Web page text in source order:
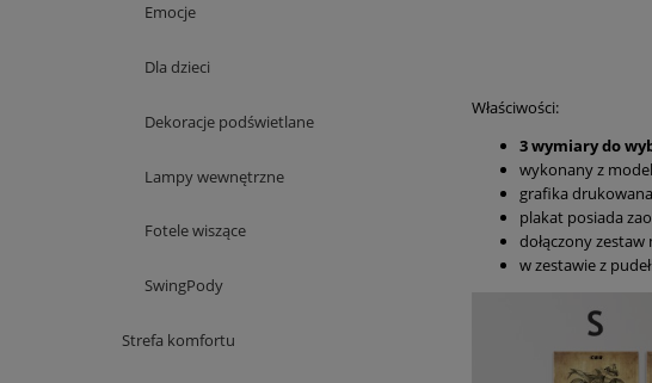
Emocje
Dla dzieci
Dekoracje podświetlane
Lampy wewnętrzne
Fotele wiszące
SwingPody
Strefa komfortu
Właściwości:
3 wymiary do
wykonany z
grafika
plakat posiada
dołączony
w zestawie z